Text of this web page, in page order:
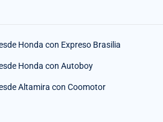
Honda con Expreso Brasilia
Honda con Autoboy
Altamira con Coomotor